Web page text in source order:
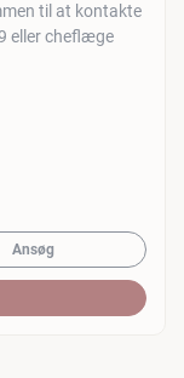
til at kontakte
eller cheflæge
Ansøg